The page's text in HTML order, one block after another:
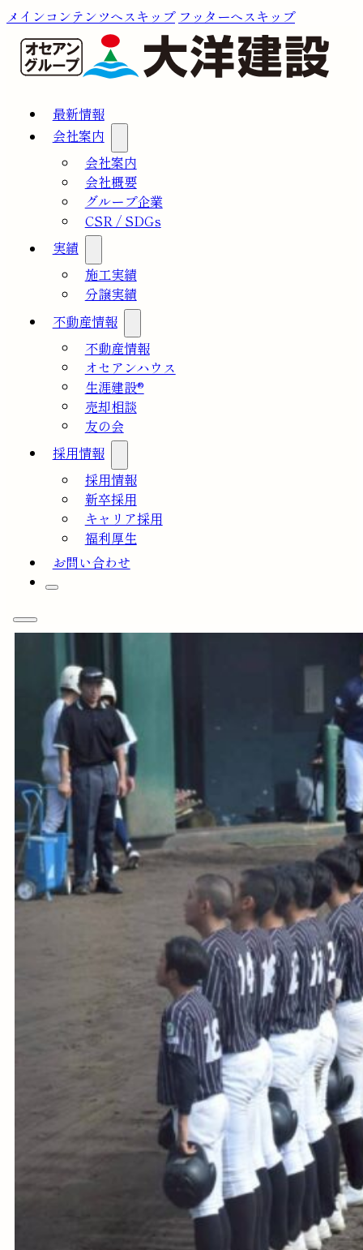
メインコンテンツへスキップ フッターへスキップ
最新情報
会社案内
会社案内
会社概要
グループ企業
CSR / SDGs
実績
施工実績
分譲実績
不動産情報
不動産情報
オセアンハウス
生涯建設®
売却相談
友の会
採用情報
採用情報
新卒採用
キャリア採用
福利厚生
お問い合わせ